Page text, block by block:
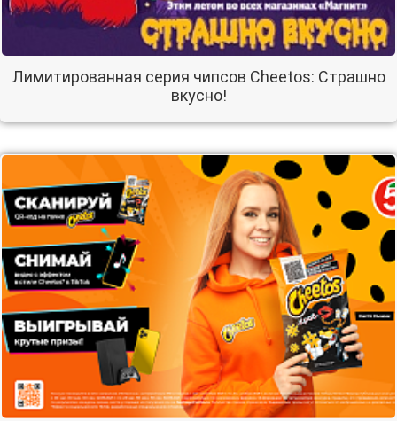
Лимитированная серия чипсов Cheetos: Страшно
вкусно!